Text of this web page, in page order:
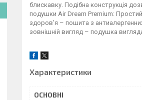
блискавку. Подібна конструкція
подушки Air Dream Premium:
здоров’я – пошита з
зовнішній вигляд – подушка
Характеристики
ОСНОВНІ